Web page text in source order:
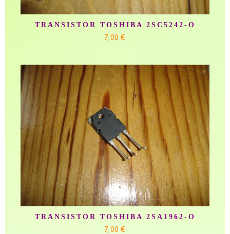
TRANSISTOR TOSHIBA 2SC5242-O
7,00 €
TRANSISTOR TOSHIBA 2SA1962-O
7,00 €